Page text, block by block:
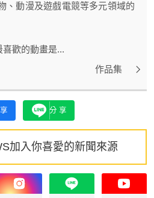
、動漫及遊戲電競等多元領域的
歡的動畫是...
作品集
分享
加入你喜愛的新聞來源